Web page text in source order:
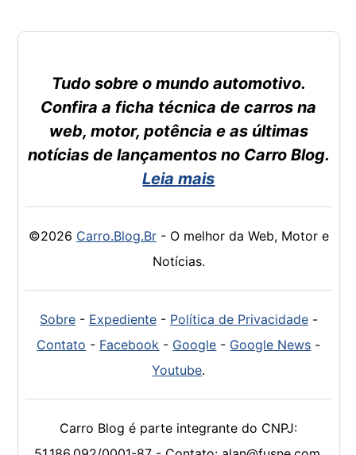
Tudo sobre o mundo automotivo.
Confira a ficha técnica de carros na
web, motor, potência e as últimas
notícias de lançamentos no Carro Blog.
Leia mais
©2026 Carro.Blog.Br- O melhor da Web, Motor e
Notícias.
Sobre- Expediente- Política de Privacidade-
Contato - Facebook - Google - Google News -
Youtube.
Carro Blog é parte integrante do CNPJ: